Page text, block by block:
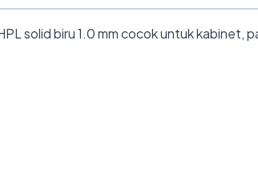
solid biru 1.0 mm cocok untuk kabinet,